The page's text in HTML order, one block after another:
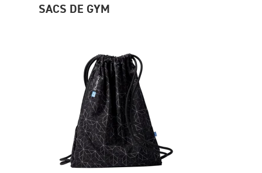
SACS DE GYM